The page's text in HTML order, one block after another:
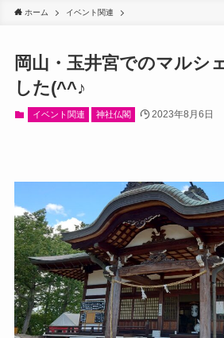
ホーム イベント関連
岡山・玉井宮でのマルシ
した(^^♪
イベント関連 神社仏閣 2023年8月6日